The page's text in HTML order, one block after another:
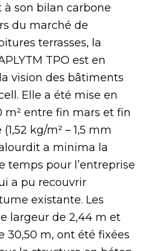
son bilan carbone
du marché de
terrasses, la
TPO est en
vision des bâtiments
Elle a été mise en
entre fin mars et fin
kg/m² – 1,5 mm
a minima la
temps pour l’entreprise
a pu recouvrir
existante. Les
largeur de 2,44 m et
30,50 m, ont été fixées